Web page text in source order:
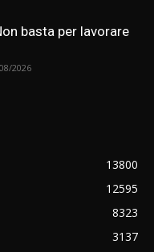
basta per lavorare
2026
13800
12595
8323
3137